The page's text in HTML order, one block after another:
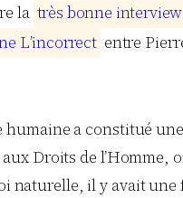
la très bonne interview
e L’incorrect entre
a constitué
Droits de
naturelle, il y avait